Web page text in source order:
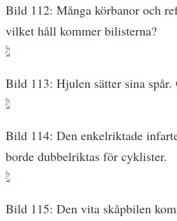
Bild 112: Många körbanor och
vilket håll kommer bilisterna?
Bild 113: Hjulen sätter sina spår.
Bild 114: Den enkelriktade
borde dubbelriktas för cyklister.
Bild 115: Den vita skåpbilen